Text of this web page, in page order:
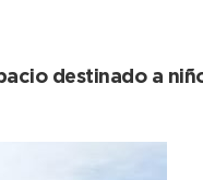
destinado a